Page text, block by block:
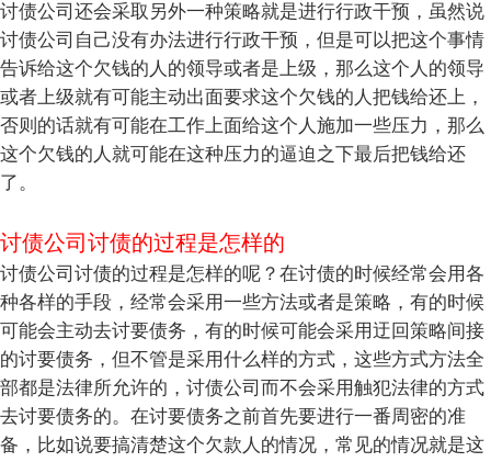
讨债公司还会采取另外一种策略就是进行行政干预，虽然说
讨债公司自己没有办法进行行政干预，但是可以把这个事情
告诉给这个欠钱的人的领导或者是上级，那么这个人的领导
或者上级就有可能主动出面要求这个欠钱的人把钱给还上，
否则的话就有可能在工作上面给这个人施加一些压力，那么
这个欠钱的人就可能在这种压力的逼迫之下最后把钱给还
了。
讨债公司讨债的过程是怎样的
讨债公司讨债的过程是怎样的呢？在讨债的时候经常会用各
种各样的手段，经常会采用一些方法或者是策略，有的时候
可能会主动去讨要债务，有的时候可能会采用迂回策略间接
的讨要债务，但不管是采用什么样的方式，这些方式方法全
部都是法律所允许的，讨债公司而不会采用触犯法律的方式
去讨要债务的。在讨要债务之前首先要进行一番周密的准
备，比如说要搞清楚这个欠款人的情况，常见的情况就是这